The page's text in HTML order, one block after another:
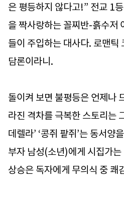
은 평등하지 않다고!” 전교 1
을 짝사랑하는 꼴찌반-흙수저
들이 주입하는 대사다. 로맨틱
담론이라니.
돌이켜 보면 불평등은 언제나
라진 격차를 극복한 스토리는
데렐라’ ‘콩쥐 팥쥐’는 동서양
부자 남성(소년)에게 시집가는
상승은 독자에게 무의식 중 쾌